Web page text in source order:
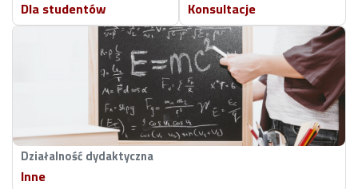
Dla studentów Konsultacje
Działalność dydaktyczna
Inne